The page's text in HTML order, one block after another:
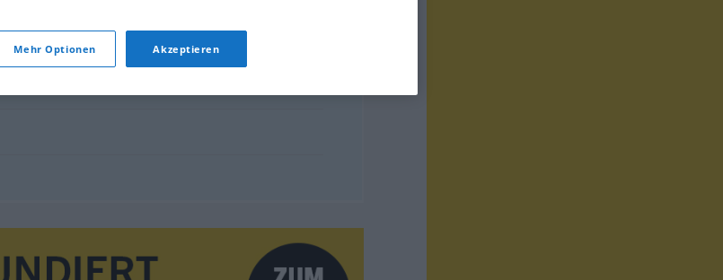
Mehr Optionen Akzeptieren